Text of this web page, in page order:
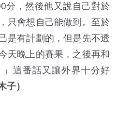
分，然後他又說自己對於
只會想自己能做到。至於
是有計劃的，但是先不透
天晚上的賽果，之後再和
這番話又讓外界十分好
子）